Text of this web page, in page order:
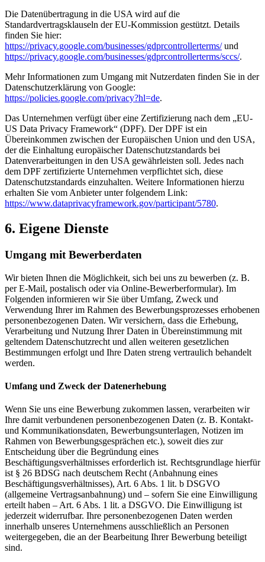
Die Datenübertragung in die USA wird auf die
Standardvertragsklauseln der EU-Kommission gestützt. Details
finden Sie hier:
https://privacy.google.com/businesses/gdprcontrollerterms/und
https://privacy.google.com/businesses/gdprcontrollerterms/sccs/.
Mehr Informationen zum Umgang mit Nutzerdaten finden Sie in der
Datenschutzerklärung von Google:
https://policies.google.com/privacy?hl=de.
Das Unternehmen verfügt über eine Zertifizierung nach dem „EU-
US Data Privacy Framework“ (DPF). Der DPF ist ein
Übereinkommen zwischen der Europäischen Union und den USA,
der die Einhaltung europäischer Datenschutzstandards bei
Datenverarbeitungen in den USA gewährleisten soll. Jedes nach
dem DPF zertifizierte Unternehmen verpflichtet sich, diese
Datenschutzstandards einzuhalten. Weitere Informationen hierzu
erhalten Sie vom Anbieter unter folgendem Link:
https://www.dataprivacyframework.gov/participant/5780.
6. Eigene Dienste
Umgang mit Bewerberdaten
Wir bieten Ihnen die Möglichkeit, sich bei uns zu bewerben (z. B.
per E-Mail, postalisch oder via Online-Bewerberformular). Im
Folgenden informieren wir Sie über Umfang, Zweck und
Verwendung Ihrer im Rahmen des Bewerbungsprozesses erhobenen
personenbezogenen Daten. Wir versichern, dass die Erhebung,
Verarbeitung und Nutzung Ihrer Daten in Übereinstimmung mit
geltendem Datenschutzrecht und allen weiteren gesetzlichen
Bestimmungen erfolgt und Ihre Daten streng vertraulich behandelt
werden.
Umfang und Zweck der Datenerhebung
Wenn Sie uns eine Bewerbung zukommen lassen, verarbeiten wir
Ihre damit verbundenen personenbezogenen Daten (z. B. Kontakt-
und Kommunikationsdaten, Bewerbungsunterlagen, Notizen im
Rahmen von Bewerbungsgesprächen etc.), soweit dies zur
Entscheidung über die Begründung eines
Beschäftigungsverhältnisses erforderlich ist. Rechtsgrundlage hierfür
ist § 26 BDSG nach deutschem Recht (Anbahnung eines
Beschäftigungsverhältnisses), Art. 6 Abs. 1 lit. b DSGVO
(allgemeine Vertragsanbahnung) und – sofern Sie eine Einwilligung
erteilt haben – Art. 6 Abs. 1 lit. a DSGVO. Die Einwilligung ist
jederzeit widerrufbar. Ihre personenbezogenen Daten werden
innerhalb unseres Unternehmens ausschließlich an Personen
weitergegeben, die an der Bearbeitung Ihrer Bewerbung beteiligt
sind.